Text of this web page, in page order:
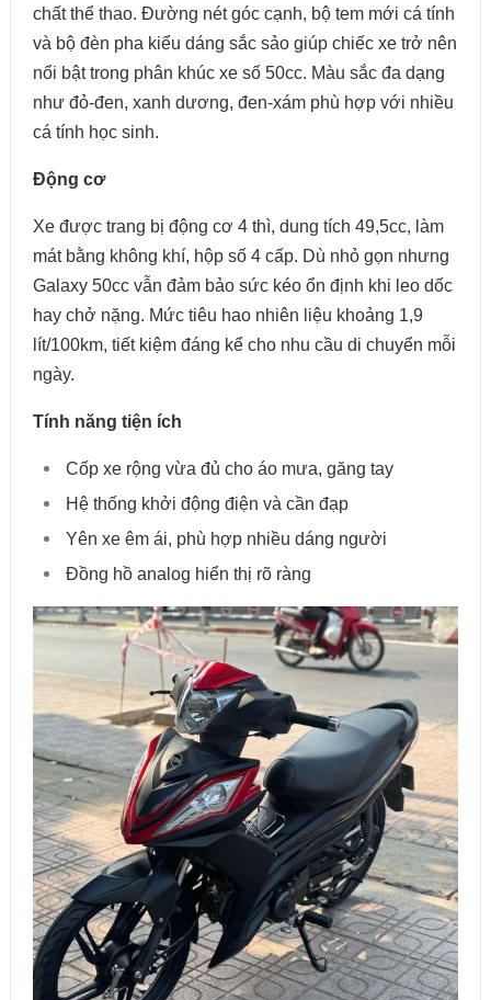
chất thể thao. Đường nét góc cạnh, bộ tem mới cá tính
và bộ đèn pha kiểu dáng sắc sảo giúp chiếc xe trở nên
nổi bật trong phân khúc xe số 50cc. Màu sắc đa dạng
như đỏ-đen, xanh dương, đen-xám phù hợp với nhiều
cá tính học sinh.
Động cơ
Xe được trang bị động cơ 4 thì, dung tích 49,5cc, làm
mát bằng không khí, hộp số 4 cấp. Dù nhỏ gọn nhưng
Galaxy 50cc vẫn đảm bảo sức kéo ổn định khi leo dốc
hay chở nặng. Mức tiêu hao nhiên liệu khoảng 1,9
lít/100km, tiết kiệm đáng kể cho nhu cầu di chuyển mỗi
ngày.
Tính năng tiện ích
Cốp xe rộng vừa đủ cho áo mưa, găng tay
Hệ thống khởi động điện và cần đạp
Yên xe êm ái, phù hợp nhiều dáng người
Đồng hồ analog hiển thị rõ ràng